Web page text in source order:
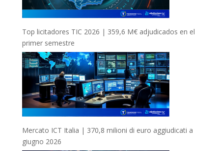
Top licitadores TIC 2026 | 359,6 M€ adjudicados en el
primer semestre
Mercato ICT Italia | 370,8 milioni di euro aggiudicati a
giugno 2026